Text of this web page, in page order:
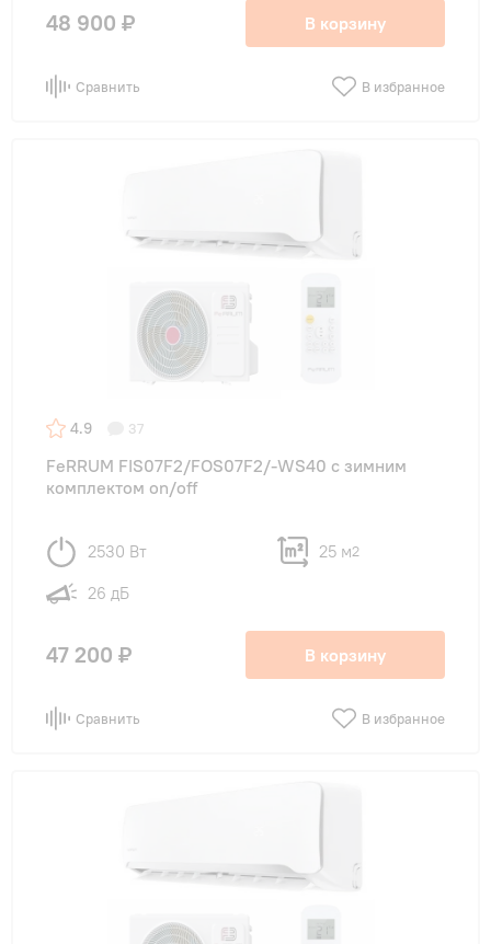
48 900 ₽ В корзину
Сравнить В избранное
4.9 37
FeRRUM FIS07F2/FOS07F2/-WS40 с зимним
комплектом on/off
2530 Вт 25 м2
26 дБ
47 200 ₽ В корзину
Сравнить В избранное